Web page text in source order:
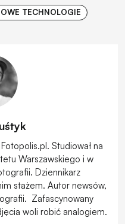
TECHNOLOGIE
Studiował na
Warszawskiego i w
Dziennikarz
stażem. Autor newsów,
Zafascynowany
woli robić analogiem.